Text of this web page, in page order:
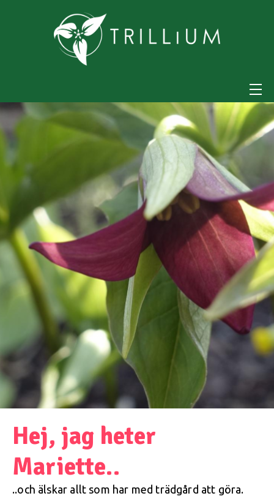
Hej, jag heter
Mariette..
..och älskar allt som har med trädgård att göra.